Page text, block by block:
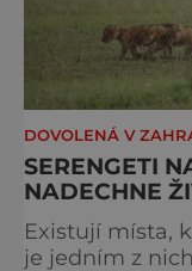
DOVOLENÁ V
SERENGETI
NADECHNE
Existují místa,
je jedním z